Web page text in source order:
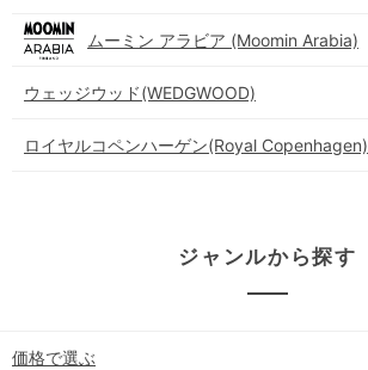
ムーミン アラビア (Moomin Arabia)
ウェッジウッド(WEDGWOOD)
ロイヤルコペンハーゲン(Royal Copenhagen)
ジャンルから探す
価格で選ぶ